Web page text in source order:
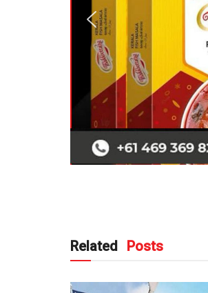
Related Posts